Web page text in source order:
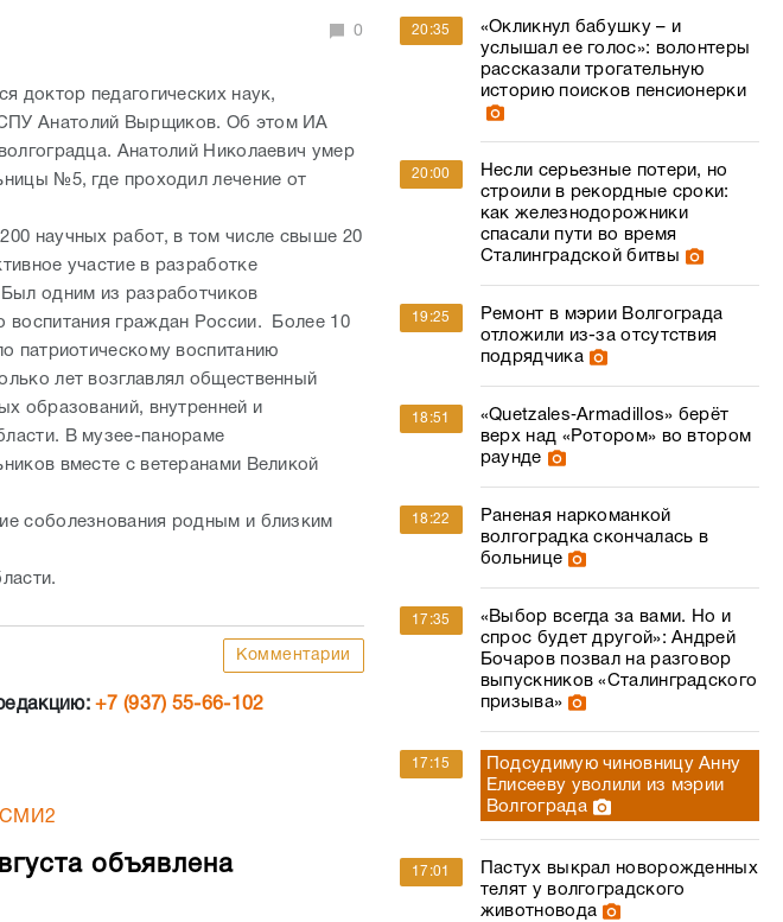
0
доктор педагогических наук,
Анатолий Вырщиков. Об этом ИА
Анатолий Николаевич умер
№5, где проходил лечение от
научных работ, в том числе свыше 20
участие в разработке
одним из разработчиков
воспитания граждан России. Более 10
патриотическому воспитанию
лет возглавлял общественный
образований, внутренней и
В музее-панораме
вместе с ветеранами Великой
соболезнования родным и близким
Комментарии
+7 (937) 55-66-102
СМИ2
объявлена
20:35
«Окликнул бабушку – и
услышал ее голос»: волонтеры
рассказали трогательную
историю поисков пенсионерки
20:00
Несли серьезные потери, но
строили в рекордные сроки:
как железнодорожники
спасали пути во время
Сталинградской битвы
19:25
Ремонт в мэрии Волгограда
отложили из-за отсутствия
подрядчика
18:51
«Quetzales‑Armadillos» берёт
верх над «Ротором» во втором
раунде
18:22
Раненая наркоманкой
волгоградка скончалась в
больнице
17:35
«Выбор всегда за вами. Но и
спрос будет другой»: Андрей
Бочаров позвал на разговор
выпускников «Сталинградского
призыва»
17:15
Подсудимую чиновницу Анну
Елисееву уволили из мэрии
Волгограда
17:01
Пастух выкрал новорожденных
телят у волгоградского
животновода